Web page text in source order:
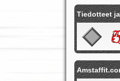
Tiedotteet